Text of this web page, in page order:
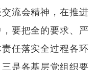
流会精神，在推进
要把全的要求、严
任落实全过程各环
是各基层党组织要